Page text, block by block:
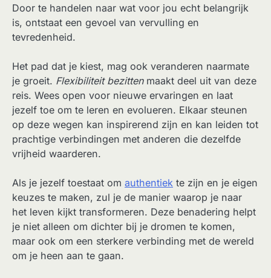
Door te handelen naar wat voor jou echt belangrijk
is, ontstaat een gevoel van vervulling en
tevredenheid.
Het pad dat je kiest, mag ook veranderen naarmate
je groeit. Flexibiliteit bezittenmaakt deel uit van deze
reis. Wees open voor nieuwe ervaringen en laat
jezelf toe om te leren en evolueren. Elkaar steunen
op deze wegen kan inspirerend zijn en kan leiden tot
prachtige verbindingen met anderen die dezelfde
vrijheid waarderen.
Als je jezelf toestaat om authentiek te zijn en je eigen
keuzes te maken, zul je de manier waarop je naar
het leven kijkt transformeren. Deze benadering helpt
je niet alleen om dichter bij je dromen te komen,
maar ook om een sterkere verbinding met de wereld
om je heen aan te gaan.